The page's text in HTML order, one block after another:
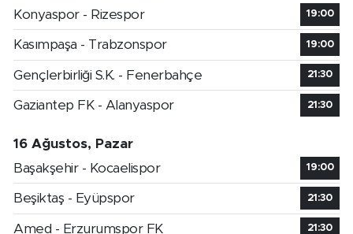
Konyaspor - Rizespor
19:00
Kasımpaşa - Trabzonspor 19:00
Gençlerbirliği S.K. - Fenerbahçe 21:30
Gaziantep FK - Alanyaspor 21:30
16 Ağustos, Pazar
Başakşehir - Kocaelispor
19:00
Beşiktaş - Eyüpspor 21:30
Amed - Erzurumspor FK 21:30